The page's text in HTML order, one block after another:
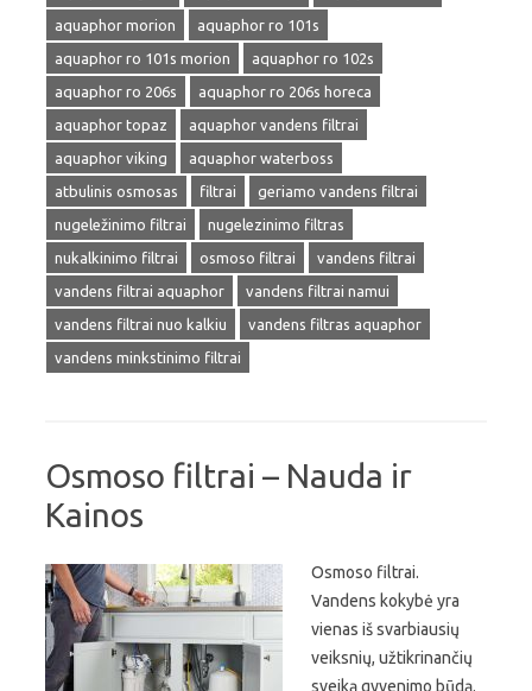
aquaphor morion
aquaphor ro 101s
aquaphor ro 101s morion
aquaphor ro 102s
aquaphor ro 206s
aquaphor ro 206s horeca
aquaphor topaz
aquaphor vandens filtrai
aquaphor viking
aquaphor waterboss
atbulinis osmosas
filtrai
geriamo vandens filtrai
nugeležinimo filtrai
nugelezinimo filtras
nukalkinimo filtrai
osmoso filtrai
vandens filtrai
vandens filtrai aquaphor
vandens filtrai namui
vandens filtrai nuo kalkiu
vandens filtras aquaphor
vandens minkstinimo filtrai
Osmoso filtrai – Nauda ir
Kainos
Osmoso filtrai.
Vandens kokybė yra
vienas iš svarbiausių
veiksnių, užtikrinančių
sveiką gyvenimo būdą.